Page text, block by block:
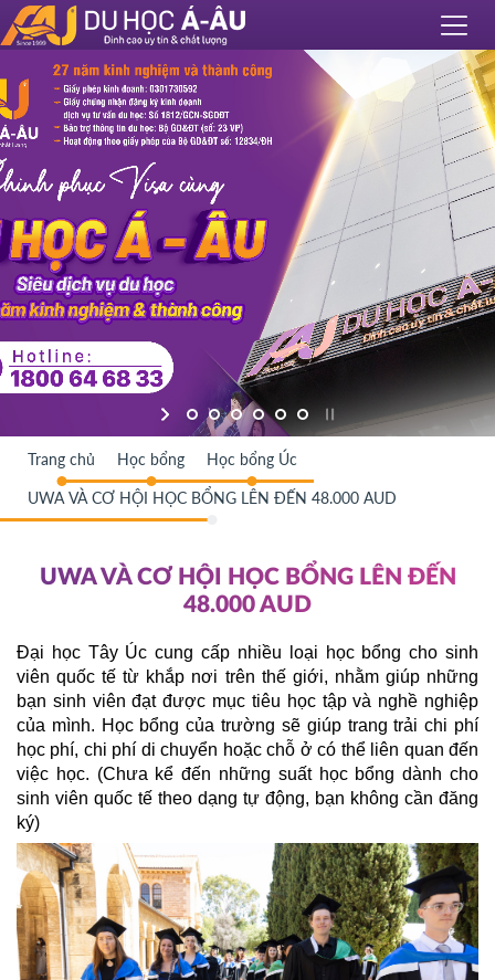
Trang chủ Học bổng Học bổng Úc
UWA VÀ CƠ HỘI HỌC BỔNG LÊN ĐẾN 48.000 AUD
UWA VÀ CƠ HỘI HỌC BỔNG LÊN ĐẾN
48.000 AUD
Đại học Tây Úc cung cấp nhiều loại học bổng cho sinh
viên quốc tế từ khắp nơi trên thế giới, nhằm giúp những
bạn sinh viên đạt được mục tiêu học tập và nghề nghiệp
của mình. Học bổng của trường sẽ giúp trang trải chi phí
học phí, chi phí di chuyển hoặc chỗ ở có thể liên quan đến
việc học. (Chưa kể đến những suất học bổng dành cho
sinh viên quốc tế theo dạng tự động, bạn không cần đăng
ký)